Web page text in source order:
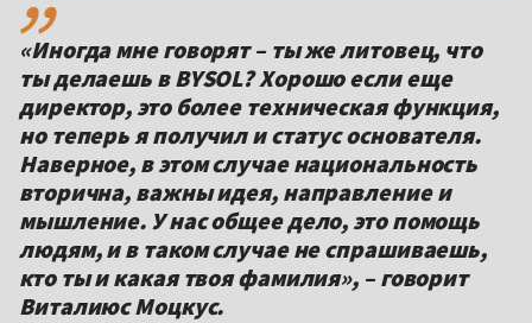
«Иногда мне говорят – ты же литовец, что
ты делаешь в BYSOL? Хорошо если еще
директор, это более техническая функция,
но теперь я получил и статус основателя.
Наверное, в этом случае национальность
вторична, важны идея, направление и
мышление. У нас общее дело, это помощь
людям, и в таком случае не спрашиваешь,
кто ты и какая твоя фамилия», – говорит
Виталиюс Моцкус.